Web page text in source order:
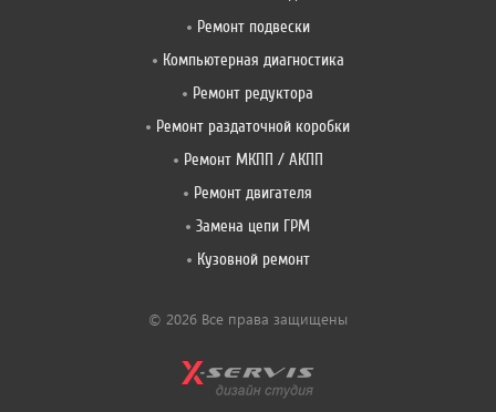
Ремонт подвески
Компьютерная диагностика
Ремонт редуктора
Ремонт раздаточной коробки
Ремонт МКПП / АКПП
Ремонт двигателя
Замена цепи ГРМ
Кузовной ремонт
© 2026 Все права защищены